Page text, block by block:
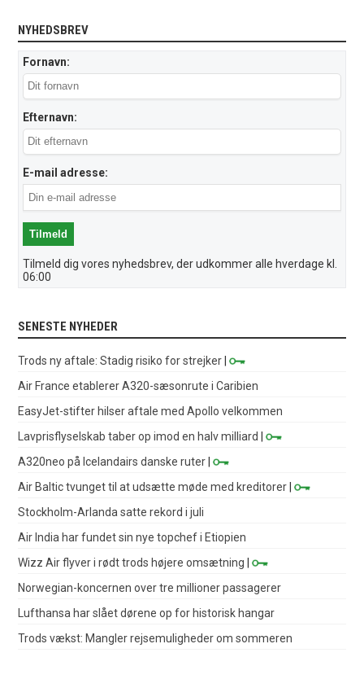
NYHEDSBREV
Fornavn:
Efternavn:
E-mail adresse:
Tilmeld dig vores nyhedsbrev, der udkommer alle hverdage kl.
06:00
SENESTE NYHEDER
Trods ny aftale: Stadig risiko for strejker |
Air France etablerer A320-sæsonrute i Caribien
EasyJet-stifter hilser aftale med Apollo velkommen
Lavprisflyselskab taber op imod en halv milliard
|
A320neo på Icelandairs danske ruter |
Air Baltic tvunget til at udsætte møde med kreditorer |
Stockholm-Arlanda satte rekord i juli
Air India har fundet sin nye topchef i Etiopien
Wizz Air flyver i rødt trods højere omsætning |
Norwegian-koncernen over tre millioner passagerer
Lufthansa har slået dørene op for historisk hangar
Trods vækst: Mangler rejsemuligheder om sommeren